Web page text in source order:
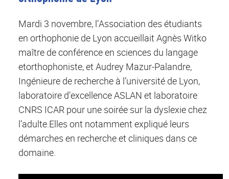
Mardi 3 novembre, l’Association des étudiants
en orthophonie de Lyon accueillait Agnès Witko
maître de conférence en sciences du langage
etorthophoniste, et Audrey Mazur-Palandre,
Ingénieure de recherche à l’université de Lyon,
laboratoire d’excellence ASLAN et laboratoire
CNRS ICAR pour une soirée sur la dyslexie chez
l’adulte.Elles ont notamment expliqué leurs
démarches en recherche et cliniques dans ce
domaine.